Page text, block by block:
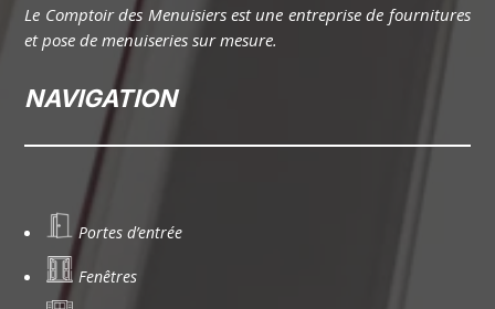
Le Comptoir des Menuisiers est une entreprise de fournitures
et pose de menuiseries sur mesure.
NAVIGATION
Portes d’entrée
Fenêtres